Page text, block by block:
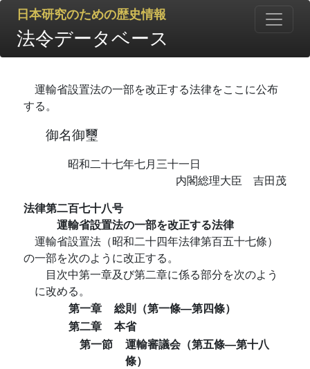
日本研究のための歴史情報
法令データベース
運輸省設置法の一部を改正する法律をここに公布
する。
御名御璽
昭和二十七年七月三十一日
内閣総理大臣 吉田茂
法律第二百七十八号
運輸省設置法の一部を改正する法律
運輸省設置法（昭和二十四年法律第百五十七條）
の一部を次のように改正する。
目次中第一章及び第二章に係る部分を次のよう
に改める。
第一章
総則（第一條―第四條）
第二章
本省
第一節
運輸審議会（第五條―第十八
條）